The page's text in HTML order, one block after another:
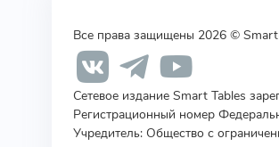
Все права защищены 2026 ©
Сетевое издание Smart Tables
Регистрационный номер
Учредитель: Общество с